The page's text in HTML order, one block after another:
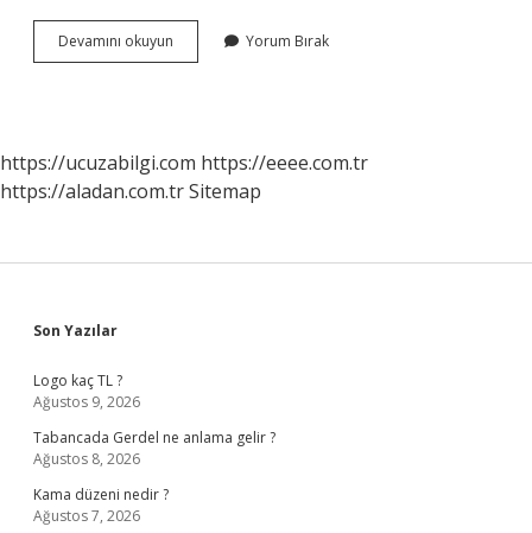
Devamını okuyun
Kere
Yorum Bırak
https://ucuzabilgi.com https://eeee.com.tr
https://aladan.com.trSitemap
Sidebar
Son Yazılar
Logo kaç TL ?
Ağustos 9, 2026
Tabancada Gerdel ne anlama gelir ?
Ağustos 8, 2026
Kama düzeni nedir ?
Ağustos 7, 2026